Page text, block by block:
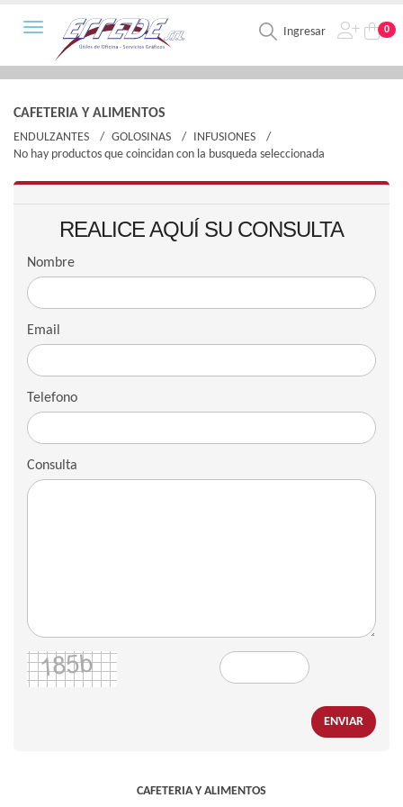
Ingresar 0
Toggle navigation
CAFETERIA Y ALIMENTOS
ENDULZANTES GOLOSINAS
INFUSIONES
No hay productos que coincidan con la busqueda seleccionada
REALICE AQUÍ SU CONSULTA
Nombre
Email
Telefono
Consulta
ENVIAR
CAFETERIA Y ALIMENTOS